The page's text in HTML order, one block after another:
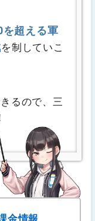
を超える軍
を制していこ
るので、三
金情報